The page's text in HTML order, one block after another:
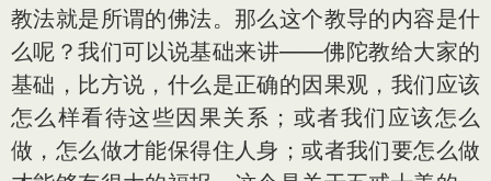
教法就是所谓的佛法。那么这个教导的内容是什
么呢？我们可以说基础来讲——佛陀教给大家的
基础，比方说，什么是正确的因果观，我们应该
怎么样看待这些因果关系；或者我们应该怎么
做，怎么做才能保得住人身；或者我们要怎么做